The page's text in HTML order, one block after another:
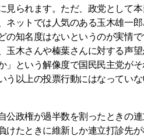
見られます。ただ、政党として
ネットでは人気のある玉木雄一
の知名度はないというのが実情
玉木さんや榛葉さんに対する声
」という解像度で国民民主党が
う以上の投票行動にはなってい
政権が過半数を割ったときの連
けたときに維新しか連立打診先